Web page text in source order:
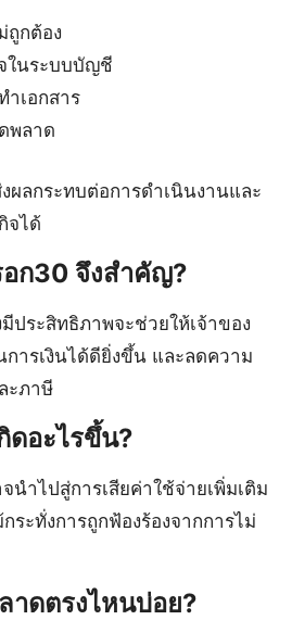
ถูกต้อง
ในระบบบัญชี
ำเอกสาร
พลาด
ผลกระทบต่อการดำเนินงานและ
จได้
ก30 จึงสำคัญ?
มีประสิทธิภาพจะช่วยให้เจ้าของ
ารเงินได้ดียิ่งขึ้น และลดความ
ะภาษี
ดอะไรขึ้น?
นำไปสู่การเสียค่าใช้จ่ายเพิ่มเติม
ระทั่งการถูกฟ้องร้องจากการไม่
าดตรงไหนบ่อย?